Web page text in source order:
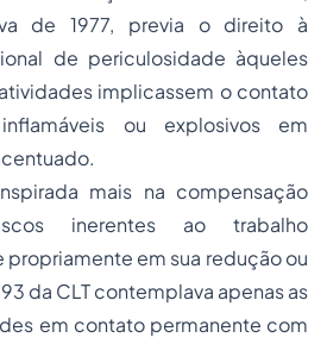
de 1977, previa o direito à
de periculosidade àqueles
implicassem o contato
ou explosivos em
mais na compensação
inerentes ao trabalho
em sua redução ou
da CLT contemplava apenas as
em contato permanente com